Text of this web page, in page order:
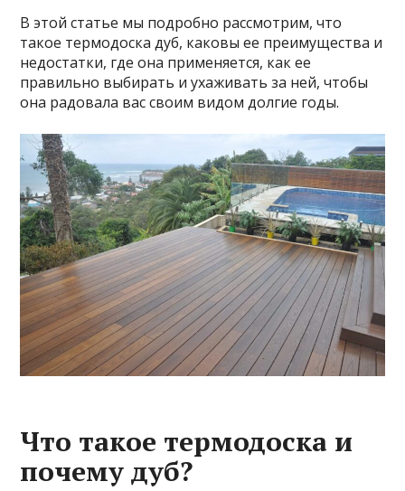
В этой статье мы подробно рассмотрим, что
такое термодоска дуб, каковы ее преимущества и
недостатки, где она применяется, как ее
правильно выбирать и ухаживать за ней, чтобы
она радовала вас своим видом долгие годы.
Что такое термодоска и
почему дуб?